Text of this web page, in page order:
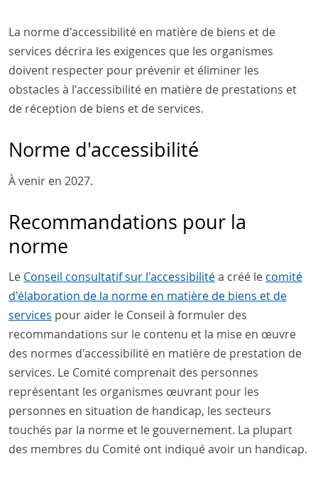
La norme d'accessibilité en matière de biens et de
services décrira les exigences que les organismes
doivent respecter pour prévenir et éliminer les
obstacles à l'accessibilité en matière de prestations et
de réception de biens et de services.
Norme d'accessibilité
À venir en 2027.
Recommandations pour la
norme
Le Conseil consultatif sur l'accessibilitéa créé le comité
d'élaboration de la norme en matière de biens et de
services pour aider le Conseil à formuler des
recommandations sur le contenu et la mise en œuvre
des normes d'accessibilité en matière de prestation de
services. Le Comité comprenait des personnes
représentant les organismes œuvrant pour les
personnes en situation de handicap, les secteurs
touchés par la norme et le gouvernement. La plupart
des membres du Comité ont indiqué avoir un handicap.